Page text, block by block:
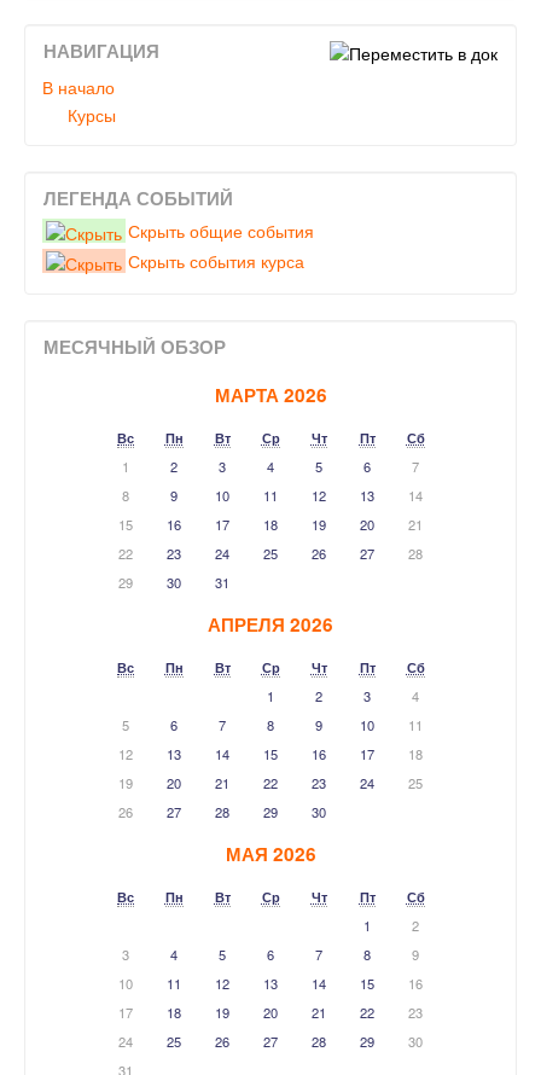
НАВИГАЦИЯ
В начало
Курсы
ЛЕГЕНДА СОБЫТИЙ
Скрыть общие события
Скрыть события курса
МЕСЯЧНЫЙ ОБЗОР
МАРТА 2026
Вс Пн Вт Ср Чт Пт
Сб
1
2 3 4 5 6
7
8
9 10 11 12 13
14
15
16 17 18 19 20
21
22
23 24 25 26 27
28
29
30 31
АПРЕЛЯ 2026
Вс Пн Вт Ср Чт Пт
Сб
1
2 3
4
5
6 7 8 9 10
11
12
13 14 15 16 17
18
19
20 21 22 23 24
25
26
27 28 29 30
МАЯ 2026
Вс Пн Вт Ср Чт Пт
Сб
1
2
3
4 5 6 7 8
9
10
11 12 13 14 15
16
17
18 19 20 21 22
23
24
25 26 27 28 29
30
31